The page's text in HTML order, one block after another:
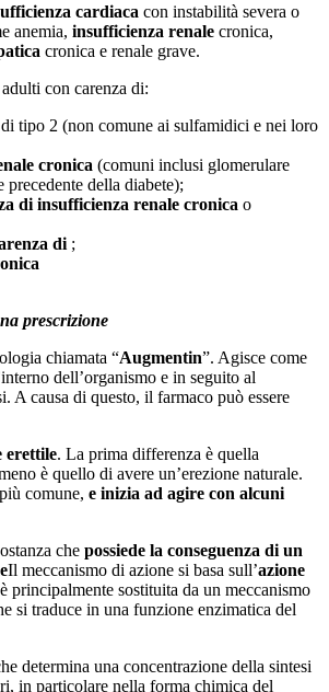
cardiaca con instabilità severa o
anemia, insufficienza renale cronica,
cronica e renale grave.
con carenza di:
tipo 2 (non comune ai sulfamidici e nei loro
cronica (comuni inclusi glomerulare
precedente della diabete);
di insufficienza renale cronica o
di ;
prescrizione
chiamata “Augmentin”. Agisce come
dell’organismo e in seguito al
A causa di questo, il farmaco può essere
erettile. La prima differenza è quella
è quello di avere un’erezione naturale.
comune, e inizia ad agire con alcuni
che possiede la conseguenza di un
Il meccanismo di azione si basa sull’azione
principalmente sostituita da un meccanismo
si traduce in una funzione enzimatica del
determina una concentrazione della sintesi
in particolare nella forma chimica del